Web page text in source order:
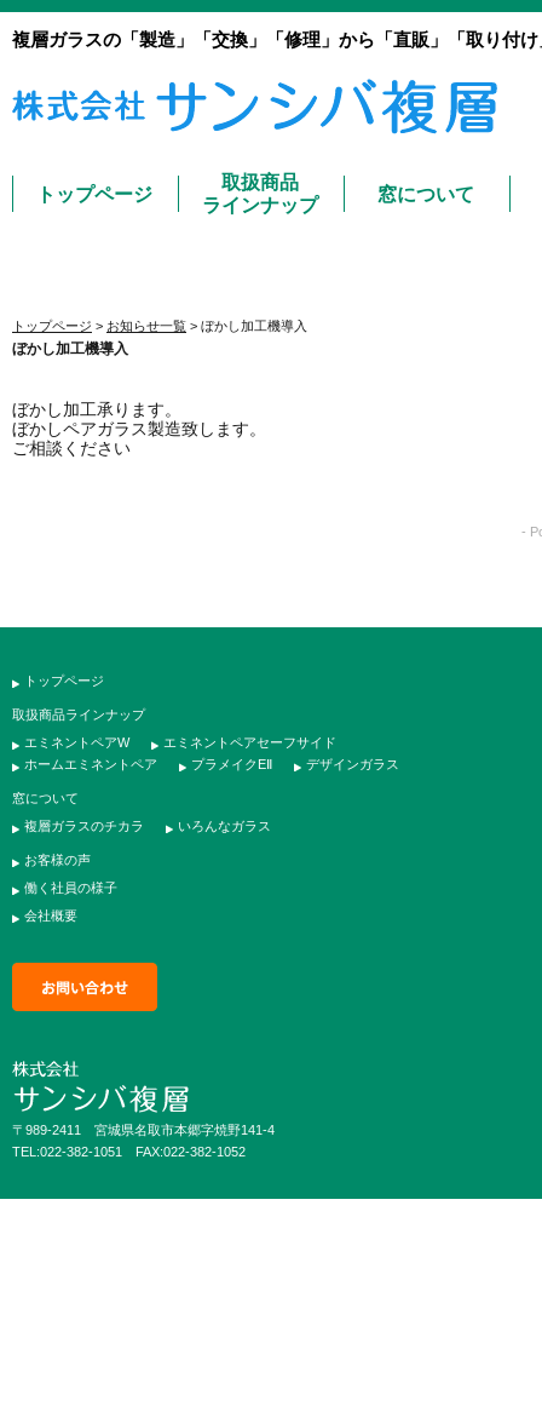
複層ガラスの「製造」「交換」「修理」から「直販」「取り付
トップページ
取扱商品
ラインナップ
窓について
トップページ > お知らせ一覧 > ぼかし加工機導入
ぼかし加工機導入
ぼかし加工承ります。
ぼかしペアガラス製造致します。
ご相談ください
-
トップページ
取扱商品ラインナップ
エミネントペアW
エミネントペアセーフサイド
ホームエミネントペア
プラメイクEⅡ デザインガラス
窓について
複層ガラスのチカラ
いろんなガラス
お客様の声
働く社員の様子
会社概要
〒989-2411 宮城県名取市本郷字焼野141-4
TEL:022-382-1051 FAX:022-382-1052